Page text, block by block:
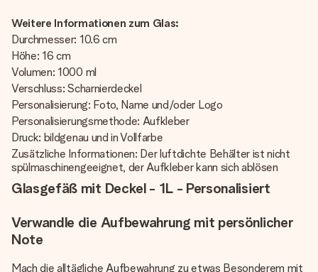
Weitere Informationen zum Glas:
Durchmesser: 10.6 cm
Höhe: 16 cm
Volumen: 1000 ml
Verschluss: Scharnierdeckel
Personalisierung: Foto, Name und/oder Logo
Personalisierungsmethode: Aufkleber
Druck: bildgenau und in Vollfarbe
Zusätzliche Informationen: Der luftdichte Behälter ist nicht
spülmaschinengeeignet, der Aufkleber kann sich ablösen
Glasgefäß mit Deckel - 1L - Personalisiert
Verwandle die Aufbewahrung mit persönlicher
Note
Mach die alltägliche Aufbewahrung zu etwas Besonderem mit